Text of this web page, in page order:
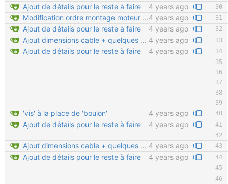
Ajout de détails pour le reste à faire
4 years ago
Modification ordre montage moteur Ajout détail montage moteur Velcro sur tendeur de chaine en important4 years ago
Ajout de détails pour le reste à faire
4 years ago
Ajout dimensions cable + quelques détails 4 years ago
Ajout de détails pour le reste à faire
4 years ago
'vis' à la place de 'boulon'
4 years ago
Ajout de détails pour le reste à faire
4 years ago
Ajout dimensions cable + quelques détails 4 years ago
Ajout de détails pour le reste à faire
4 years ago